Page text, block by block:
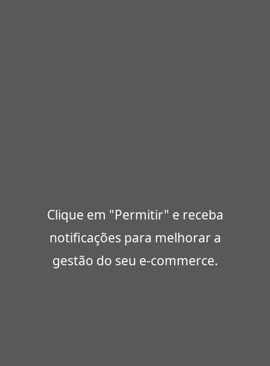
Clique em "Permitir" e receba
notificações para melhorar a
gestão do seu e-commerce.